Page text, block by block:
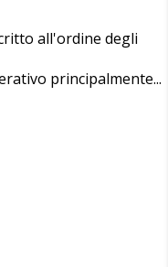
all'ordine degli
principalmente...